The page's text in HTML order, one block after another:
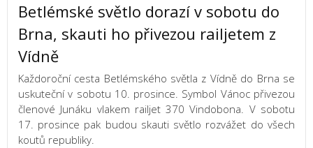
Betlémské světlo dorazí v sobotu do
Brna, skauti ho přivezou railjetem z
Vídně
Každoroční cesta Betlémského světla z Vídně do Brna se
uskuteční v sobotu 10. prosince. Symbol Vánoc přivezou
členové Junáku vlakem railjet 370 Vindobona. V sobotu
17. prosince pak budou skauti světlo rozvážet do všech
koutů republiky.